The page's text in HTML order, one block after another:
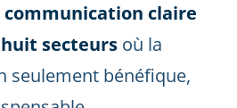
communication claire
huit secteurs où la
seulement bénéfique,